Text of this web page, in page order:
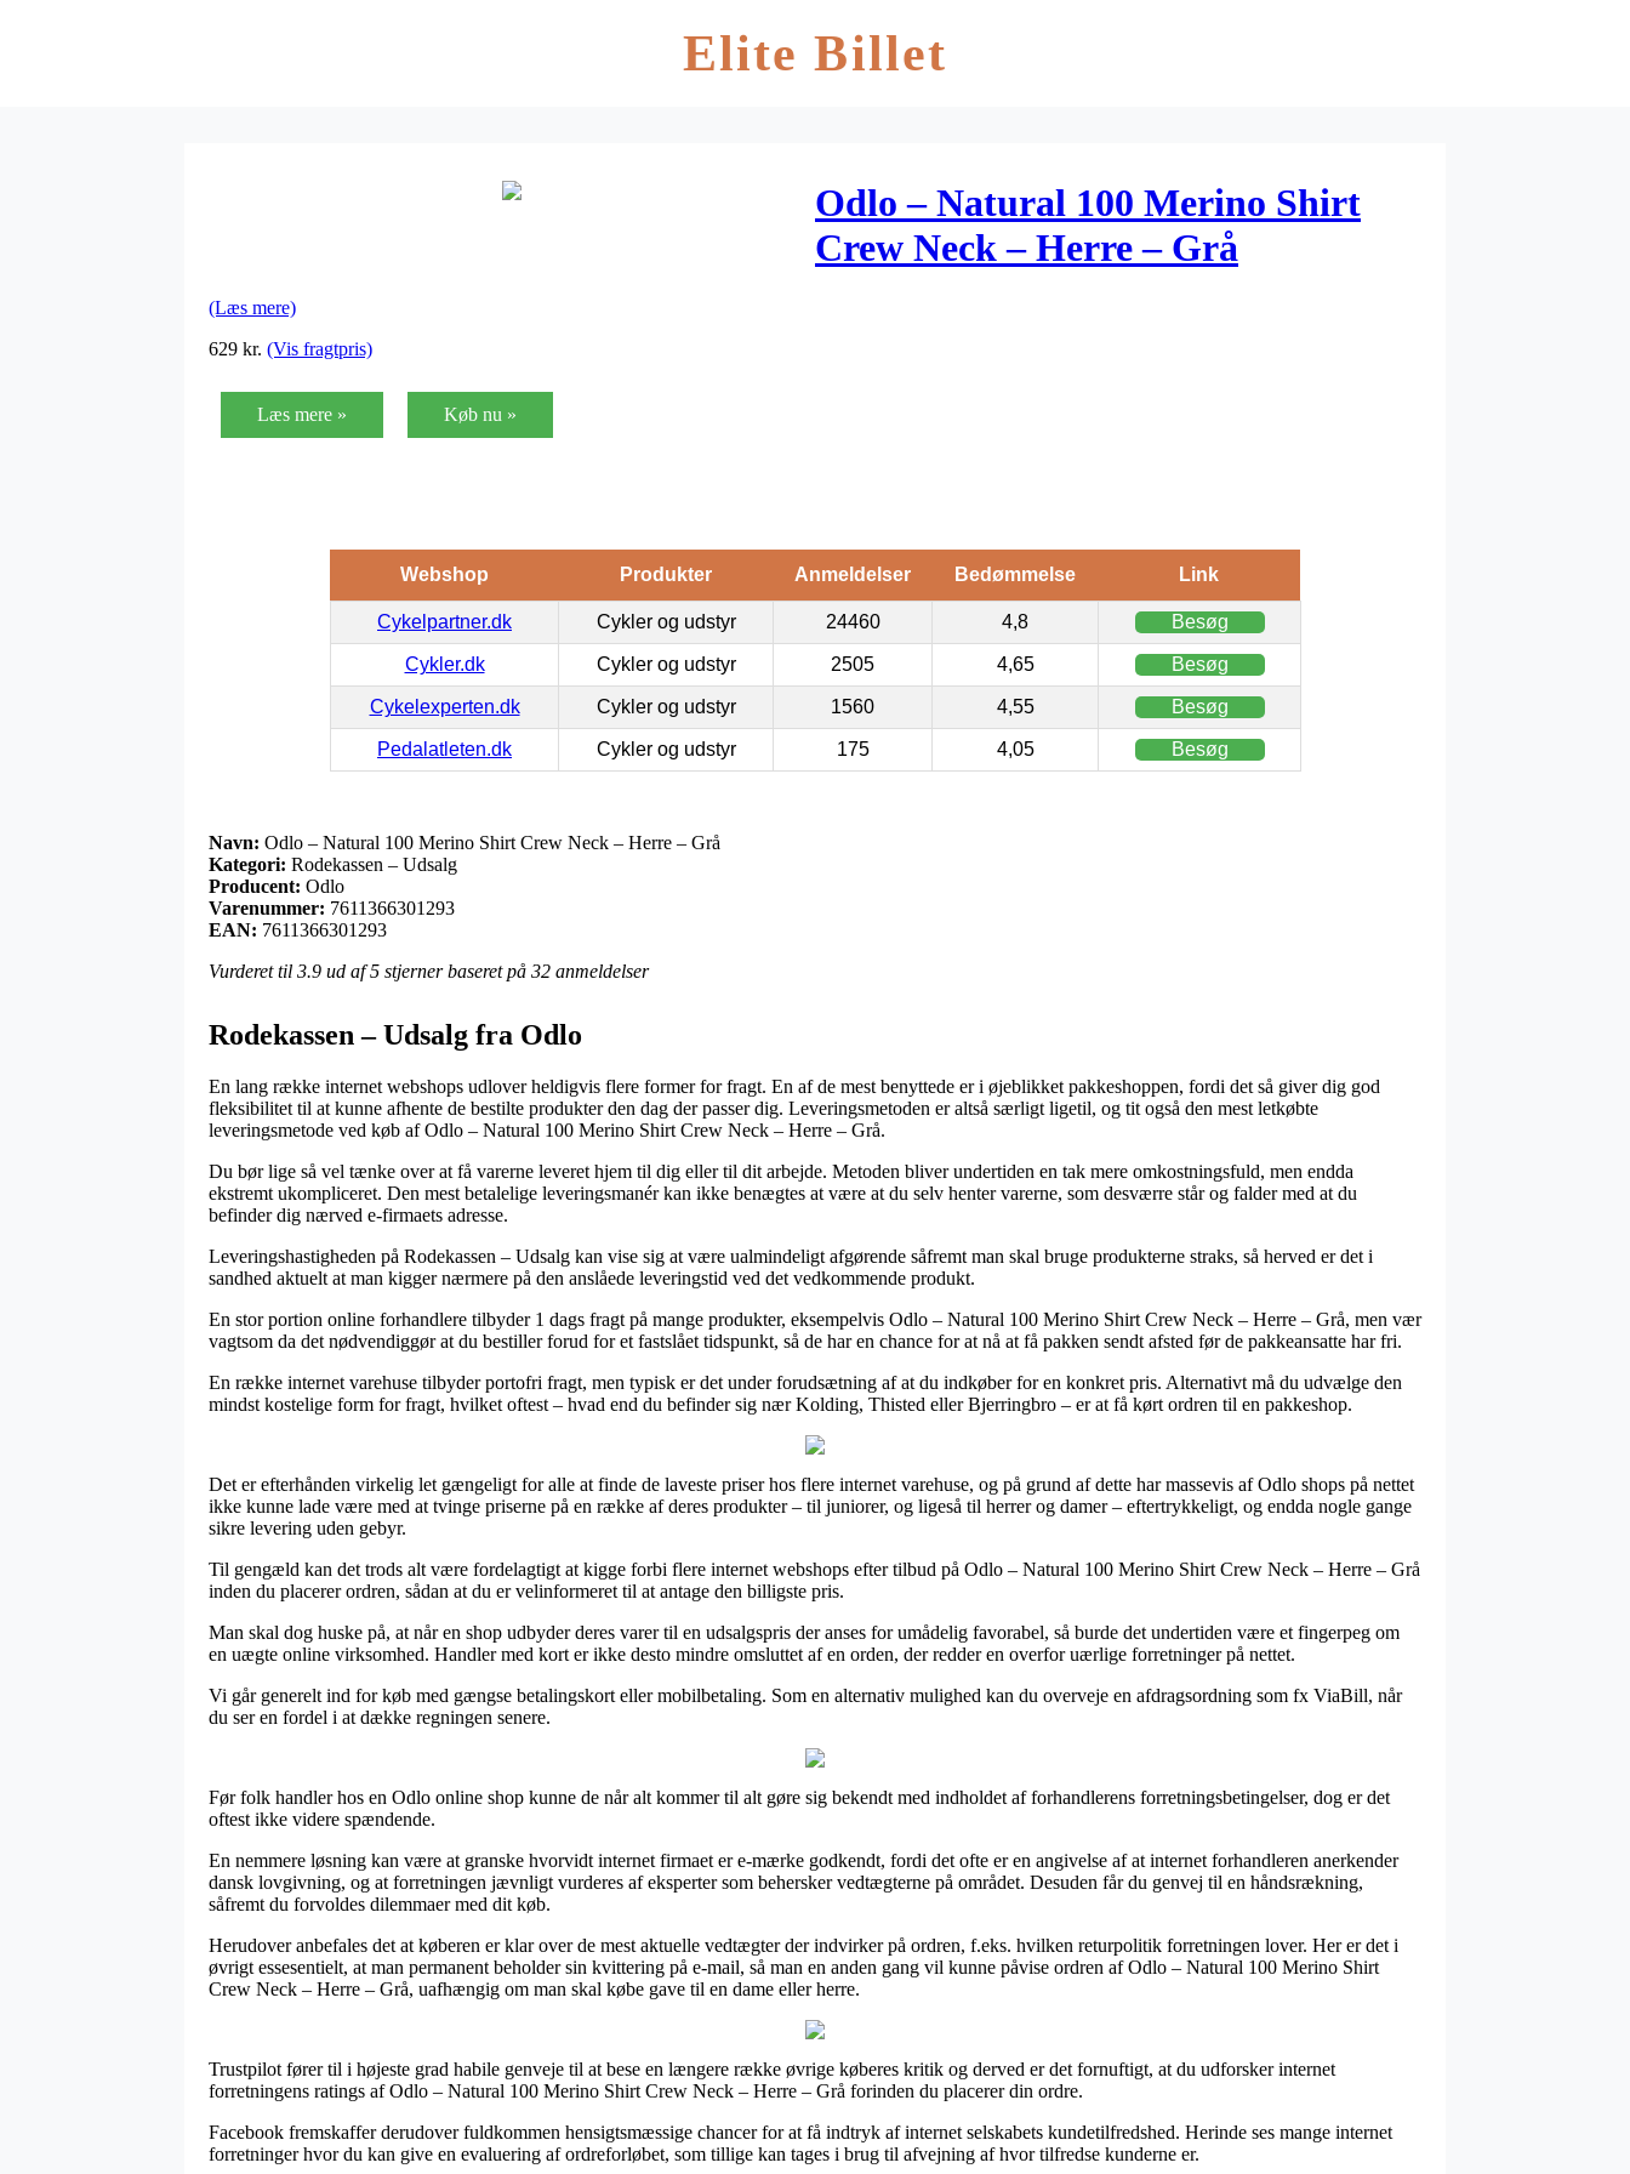
Elite Billet
Odlo – Natural 100 Merino Shirt
Crew Neck – Herre – Grå
(Læs mere)
629 kr. (Vis fragtpris)
Læs mere » Køb nu »
Webshop Produkter Anmeldelser Bedømmelse Link
Cykelpartner.dk Cykler og udstyr 24460 4,8 Besøg
Cykler.dk Cykler og udstyr 2505 4,65 Besøg
Cykelexperten.dk Cykler og udstyr 1560 4,55 Besøg
Pedalatleten.dk Cykler og udstyr 175 4,05 Besøg
Navn: Odlo – Natural 100 Merino Shirt Crew Neck – Herre – Grå
Kategori: Rodekassen – Udsalg
Producent: Odlo
Varenummer: 7611366301293
EAN: 7611366301293
Vurderet til 3.9 ud af 5 stjerner baseret på 32 anmeldelser
Rodekassen – Udsalg fra Odlo
En lang række internet webshops udlover heldigvis flere former for fragt. En af de mest benyttede er i øjeblikket pakkeshoppen, fordi det så giver dig god
fleksibilitet til at kunne afhente de bestilte produkter den dag der passer dig. Leveringsmetoden er altså særligt ligetil, og tit også den mest letkøbte
leveringsmetode ved køb af Odlo – Natural 100 Merino Shirt Crew Neck – Herre – Grå.
Du bør lige så vel tænke over at få varerne leveret hjem til dig eller til dit arbejde. Metoden bliver undertiden en tak mere omkostningsfuld, men endda
ekstremt ukompliceret. Den mest betalelige leveringsmanér kan ikke benægtes at være at du selv henter varerne, som desværre står og falder med at du
befinder dig nærved e-firmaets adresse.
Leveringshastigheden på Rodekassen – Udsalg kan vise sig at være ualmindeligt afgørende såfremt man skal bruge produkterne straks, så herved er det i
sandhed aktuelt at man kigger nærmere på den anslåede leveringstid ved det vedkommende produkt.
En stor portion online forhandlere tilbyder 1 dags fragt på mange produkter, eksempelvis Odlo – Natural 100 Merino Shirt Crew Neck – Herre – Grå, men vær
vagtsom da det nødvendiggør at du bestiller forud for et fastslået tidspunkt, så de har en chance for at nå at få pakken sendt afsted før de pakkeansatte har fri.
En række internet varehuse tilbyder portofri fragt, men typisk er det under forudsætning af at du indkøber for en konkret pris. Alternativt må du udvælge den
mindst kostelige form for fragt, hvilket oftest – hvad end du befinder sig nær Kolding, Thisted eller Bjerringbro – er at få kørt ordren til en pakkeshop.
Det er efterhånden virkelig let gængeligt for alle at finde de laveste priser hos flere internet varehuse, og på grund af dette har massevis af Odlo shops på nettet
ikke kunne lade være med at tvinge priserne på en række af deres produkter – til juniorer, og ligeså til herrer og damer – eftertrykkeligt, og endda nogle gange
sikre levering uden gebyr.
Til gengæld kan det trods alt være fordelagtigt at kigge forbi flere internet webshops efter tilbud på Odlo – Natural 100 Merino Shirt Crew Neck – Herre – Grå
inden du placerer ordren, sådan at du er velinformeret til at antage den billigste pris.
Man skal dog huske på, at når en shop udbyder deres varer til en udsalgspris der anses for umådelig favorabel, så burde det undertiden være et fingerpeg om
en uægte online virksomhed. Handler med kort er ikke desto mindre omsluttet af en orden, der redder en overfor uærlige forretninger på nettet.
Vi går generelt ind for køb med gængse betalingskort eller mobilbetaling. Som en alternativ mulighed kan du overveje en afdragsordning som fx ViaBill, når
du ser en fordel i at dække regningen senere.
Før folk handler hos en Odlo online shop kunne de når alt kommer til alt gøre sig bekendt med indholdet af forhandlerens forretningsbetingelser, dog er det
oftest ikke videre spændende.
En nemmere løsning kan være at granske hvorvidt internet firmaet er e-mærke godkendt, fordi det ofte er en angivelse af at internet forhandleren anerkender
dansk lovgivning, og at forretningen jævnligt vurderes af eksperter som behersker vedtægterne på området. Desuden får du genvej til en håndsrækning,
såfremt du forvoldes dilemmaer med dit køb.
Herudover anbefales det at køberen er klar over de mest aktuelle vedtægter der indvirker på ordren, f.eks. hvilken returpolitik forretningen lover. Her er det i
øvrigt essesentielt, at man permanent beholder sin kvittering på e-mail, så man en anden gang vil kunne påvise ordren af Odlo – Natural 100 Merino Shirt
Crew Neck – Herre – Grå, uafhængig om man skal købe gave til en dame eller herre.
Trustpilot fører til i højeste grad habile genveje til at bese en længere række øvrige køberes kritik og derved er det fornuftigt, at du udforsker internet
forretningens ratings af Odlo – Natural 100 Merino Shirt Crew Neck – Herre – Grå forinden du placerer din ordre.
Facebook fremskaffer derudover fuldkommen hensigtsmæssige chancer for at få indtryk af internet selskabets kundetilfredshed. Herinde ses mange internet
forretninger hvor du kan give en evaluering af ordreforløbet, som tillige kan tages i brug til afvejning af hvor tilfredse kunderne er.